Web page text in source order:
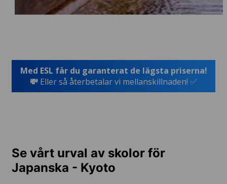
Med ESL får du garanterat de lägsta priserna!
💸 Eller så återbetalar vi mellanskillnaden! ✅
Se vårt urval av skolor för
Japanska - Kyoto